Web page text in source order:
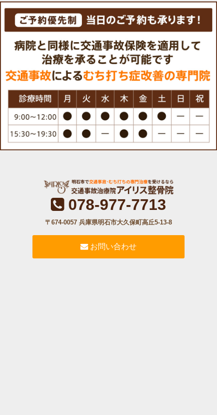
078-977-7713
〒674-0057 兵庫県明石市大久保町高丘5-13-8
お問い合わせ